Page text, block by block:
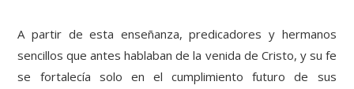
A partir de esta enseñanza, predicadores y hermanos
sencillos que antes hablaban de la venida de Cristo, y su fe
se fortalecía solo en el cumplimiento futuro de sus